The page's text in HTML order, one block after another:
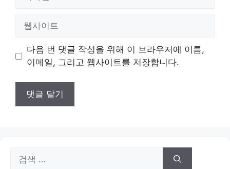
트
다음 번 댓글 작성을 위해 이 브라우저에 이름,
이메일, 그리고 웹사이트를 저장합니다.
색: